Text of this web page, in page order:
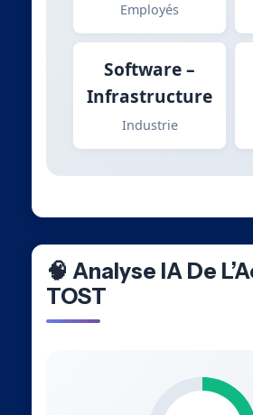
Employés
Software –
Infrastructure
Industrie
🧠 Analyse IA De
TOST